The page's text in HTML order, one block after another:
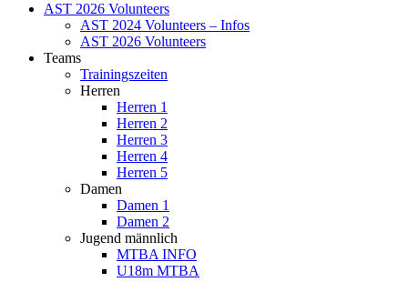
AST 2026 Volunteers
AST 2024 Volunteers – Infos
AST 2026 Volunteers
Teams
Trainingszeiten
Herren
Herren 1
Herren 2
Herren 3
Herren 4
Herren 5
Damen
Damen 1
Damen 2
Jugend männlich
MTBA INFO
U18m MTBA